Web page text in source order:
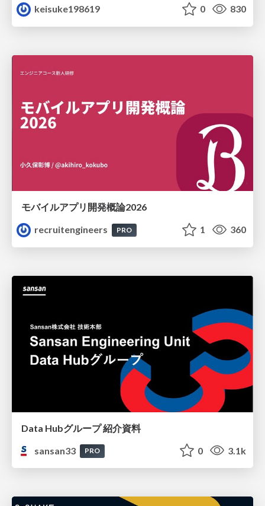
keisuke198619 0 830
モバイルアプリ開発概論2026
recruitengineers
PRO 1 360
Data Hubグループ 紹介資料
sansan33
PRO 0 3.1k